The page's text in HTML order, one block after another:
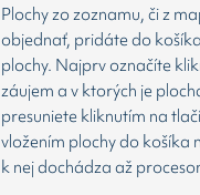
Plochy zo zoznamu, či z
objednať, pridáte do
plochy. Najprv označíte
záujem a v ktorých je
presuniete kliknutím na
vložením plochy do košíka
k nej dochádza až